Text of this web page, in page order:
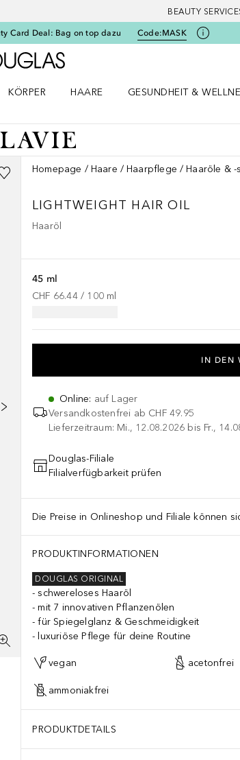
BEAUTY
Card Deal: Bag on top dazu Code:MASK
Zur Douglas Startseite
KÖRPER
HAARE
GESUNDHEIT &
Homepage Haare Haarpflege Haaröle & -
LIGHTWEIGHT HAIR OIL
Haaröl
45 ml
CHF 66.44 / 100 ml
IN DEN
Online: auf Lager
Versandkostenfrei ab CHF 49.95
Lieferzeitraum: Mi., 12.08.2026 bis Fr.,
Douglas-Filiale
Filialverfügbarkeit prüfen
Die Preise in Onlineshop und Filiale können
PRODUKTINFORMATIONEN
DOUGLAS ORIGINAL
schwereloses Haaröl
mit 7 innovativen Pflanzenölen
für Spiegelglanz & Geschmeidigkeit
luxuriöse Pflege für deine Routine
vegan acetonfrei
ammoniakfrei
PRODUKTDETAILS